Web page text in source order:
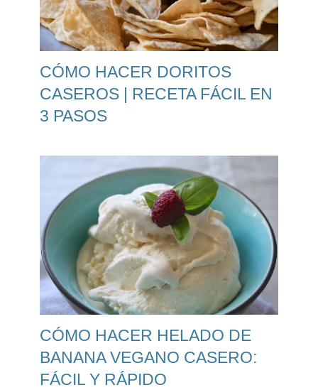
CÓMO HACER DORITOS
CASEROS | RECETA FÁCIL EN
3 PASOS
CÓMO HACER HELADO DE
BANANA VEGANO CASERO:
FÁCIL Y RÁPIDO